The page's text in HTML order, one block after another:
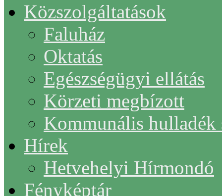
Közszolgáltatások
Faluház
Oktatás
Egészségügyi ellátás
Körzeti megbízott
Kommunális hulladék
Hírek
Hetvehelyi Hírmondó
Fényképtár